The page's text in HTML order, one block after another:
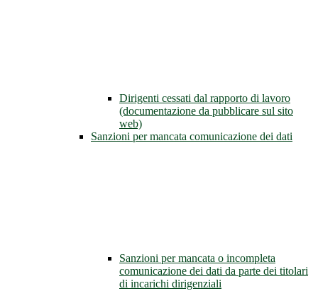
Dirigenti cessati dal rapporto di lavoro
(documentazione da pubblicare sul sito
web)
Sanzioni per mancata comunicazione dei dati
Sanzioni per mancata o incompleta
comunicazione dei dati da parte dei titolari
di incarichi dirigenziali